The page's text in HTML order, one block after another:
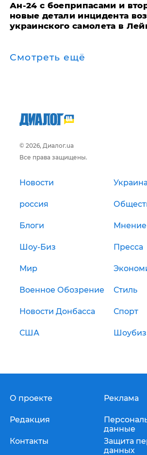
Ан-24 с боеприпасами и
новые детали инцидента
украинского самолета в
Смотреть ещё
© 2026, Диалог.ua
Все права защищены.
Новости
россия
Блоги Мнение
Шоу-Биз Пресса
Мир
Военное Обозрение Стиль
Новости Донбасса Спорт
США Шоубиз
О проекте
Редакция
Контакты
Реклама
данные
Защита
данных